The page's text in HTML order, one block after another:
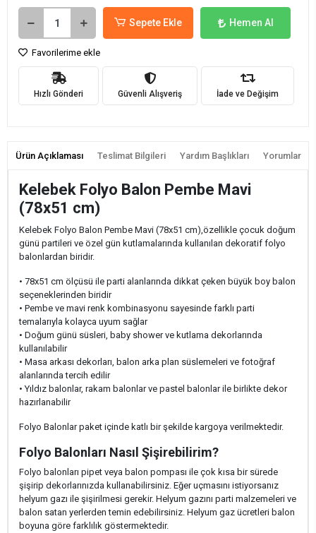
Sepete Ekle Hemen Al
Favorilerime ekle
Hızlı Gönderi Güvenli Alışveriş İade ve Değişim
Ürün Açıklaması Teslimat Bilgileri Yardım Başlıkları Yorumlar
Kelebek Folyo Balon Pembe Mavi
(78x51 cm)
Kelebek Folyo Balon Pembe Mavi (78x51 cm),özellikle çocuk doğum
günü partileri ve özel gün kutlamalarında kullanılan dekoratif folyo
balonlardan biridir.
• 78x51 cm ölçüsü ile parti alanlarında dikkat çeken büyük boy balon
seçeneklerinden biridir
• Pembe ve mavi renk kombinasyonu sayesinde farklı parti
temalarıyla kolayca uyum sağlar
• Doğum günü süsleri, baby shower ve kutlama dekorlarında
kullanılabilir
• Masa arkası dekorları, balon arka plan süslemeleri ve fotoğraf
alanlarında tercih edilir
• Yıldız balonlar, rakam balonlar ve pastel balonlar ile birlikte dekor
hazırlanabilir
Folyo Balonlar paket içinde katlı bir şekilde kargoya verilmektedir.
Folyo Balonları Nasıl Şişirebilirim?
Folyo balonları pipet veya balon pompası ile çok kısa bir sürede
şişirip dekorlarınızda kullanabilirsiniz. Eğer uçmasını istiyorsanız
helyum gazı ile şişirilmesi gerekir. Helyum gazını parti malzemeleri ve
balon satan yerlerden temin edebilirsiniz. Helyum gaz ücretleri balon
boyuna göre farklılık göstermektedir.